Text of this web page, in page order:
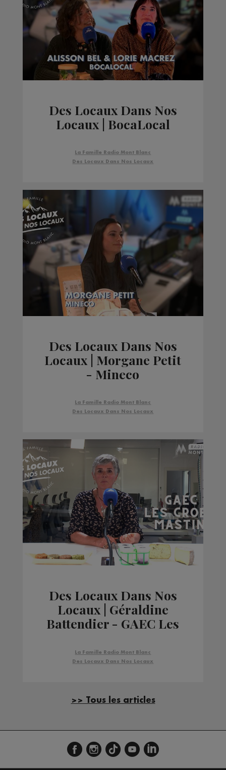
Des Locaux Dans Nos
Locaux | BocaLocal
La Famille Radio Mont Blanc
Des Locaux Dans Nos Locaux
Des Locaux Dans Nos
Locaux | Morgane Petit
- Mineco
La Famille Radio Mont Blanc
Des Locaux Dans Nos Locaux
Des Locaux Dans Nos
Locaux | Géraldine
Battendier - GAEC Les
La Famille Radio Mont Blanc
Des Locaux Dans Nos Locaux
>> Tous les articles